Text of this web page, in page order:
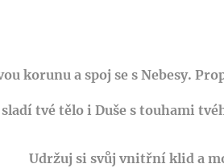
korunu a spoj se s Nebesy.
tvé tělo i Duše s touhami
Udržuj si svůj vnitřní klid a